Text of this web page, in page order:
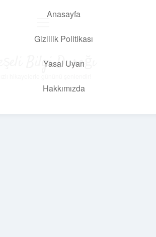
Anasayfa
Gizlilik Politikası
Yasal Uyarı
Hakkımızda
Neşeli Bilgi Durağı